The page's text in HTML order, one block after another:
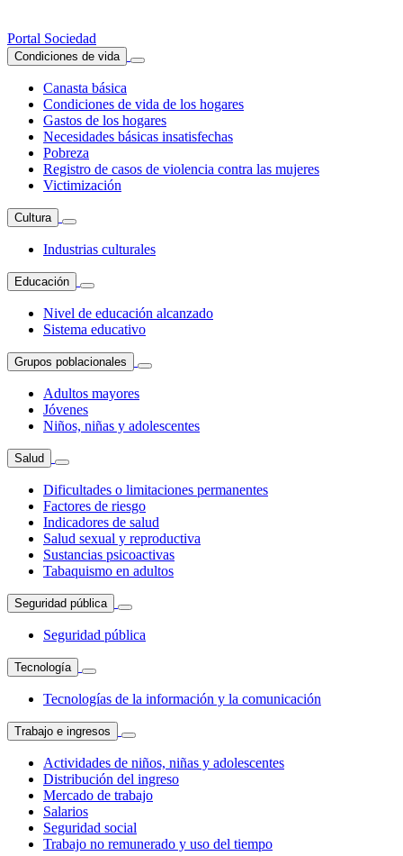
Portal Sociedad
Condiciones de vida
Canasta básica
Condiciones de vida de los hogares
Gastos de los hogares
Necesidades básicas insatisfechas
Pobreza
Registro de casos de violencia contra las mujeres
Victimización
Cultura
Industrias culturales
Educación
Nivel de educación alcanzado
Sistema educativo
Grupos poblacionales
Adultos mayores
Jóvenes
Niños, niñas y adolescentes
Salud
Dificultades o limitaciones permanentes
Factores de riesgo
Indicadores de salud
Salud sexual y reproductiva
Sustancias psicoactivas
Tabaquismo en adultos
Seguridad pública
Seguridad pública
Tecnología
Tecnologías de la información y la comunicación
Trabajo e ingresos
Actividades de niños, niñas y adolescentes
Distribución del ingreso
Mercado de trabajo
Salarios
Seguridad social
Trabajo no remunerado y uso del tiempo